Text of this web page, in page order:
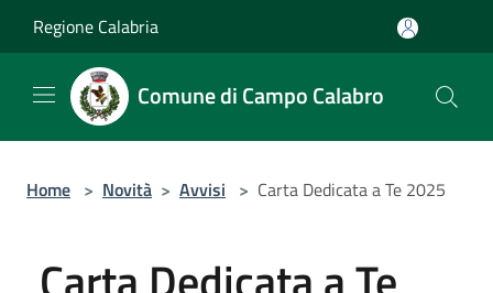
Regione Calabria
Comune di Campo Calabro
Home > Novità > Avvisi > Carta Dedicata a Te 2025